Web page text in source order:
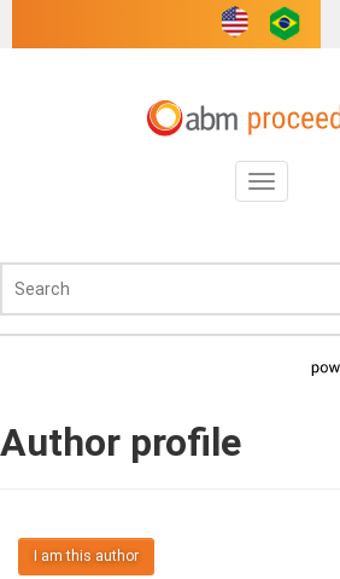
Toggle
navigation
Author profile
I am this author